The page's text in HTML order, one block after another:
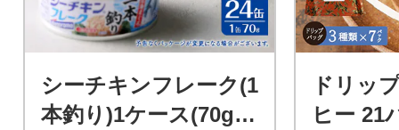
シーチキンフレーク(1
本釣り)1ケース(70g×2
ドリッ
ヒー 21